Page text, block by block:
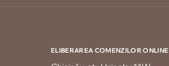
ELIBERAREA COMENZILOR ONLINE